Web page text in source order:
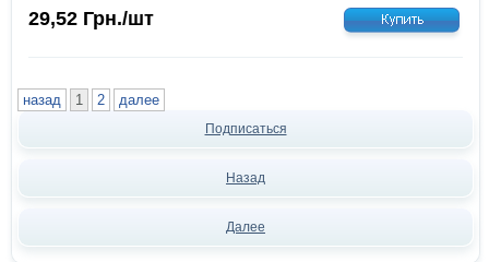
29,52 Грн./шт
назад 1 2 далее
Подписаться
Назад
Далее